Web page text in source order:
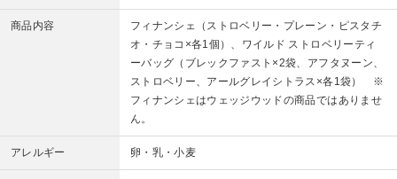
商品内容
フィナンシェ（ストロベリー・プレーン・ピスタチ
オ・チョコ×各1個）、ワイルド ストロベリーティ
ーバッグ（ブレックファスト×2袋、アフタヌーン、
ストロベリー、アールグレイシトラス×各1袋） ※
フィナンシェはウェッジウッドの商品ではありませ
ん。
アレルギー 卵・乳・小麦